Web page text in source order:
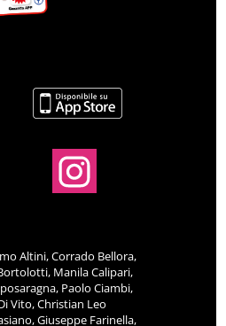
Altini, Corrado Bellora,
Manila Calipari,
Paolo Ciambi,
Vito, Christian Leo
Giuseppe Farinella,